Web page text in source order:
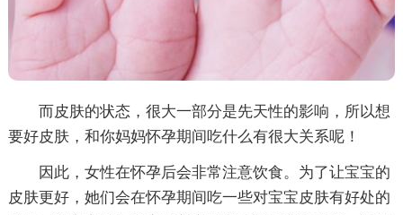
而皮肤的状态，很大一部分是先天性的影响，所以想
要好皮肤，和你妈妈怀孕期间吃什么有很大关系呢！
因此，女性在怀孕后会非常注意饮食。为了让宝宝的
皮肤更好，她们会在怀孕期间吃一些对宝宝皮肤有好处的